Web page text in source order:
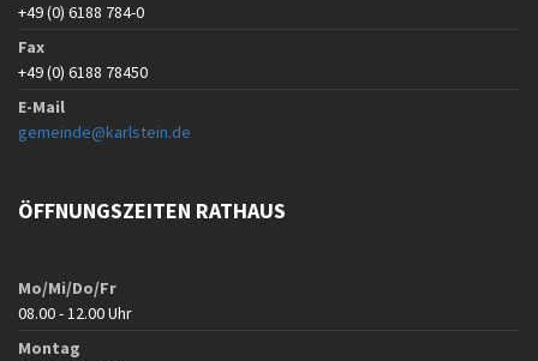
+49 (0) 6188 784-0
Fax
+49 (0) 6188 78450
E-Mail
gemeinde@karlstein.de
ÖFFNUNGSZEITEN RATHAUS
Mo/Mi/Do/Fr
08.00 - 12.00 Uhr
Montag